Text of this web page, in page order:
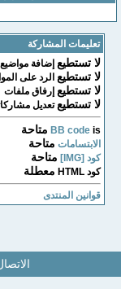
تعليمات المشاركة
لا تستطيعإضافة مواضيع
لا تستطيعالرد على
لا تستطيعإرفاق ملفات
لا تستطيعتعديل
BB codeis متاحة
الابتسامات متاحة
كود [IMG] متاحة
كود HTML معطلة
قوانين المنتدى